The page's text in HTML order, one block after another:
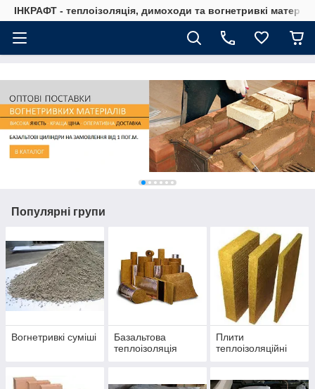
ІНКРАФТ - теплоізоляція, димоходи та вогнетривкі
Популярні групи
Вогнетривкі суміші
Базальтова
теплоізоляція
Плити
теплоізоляційні